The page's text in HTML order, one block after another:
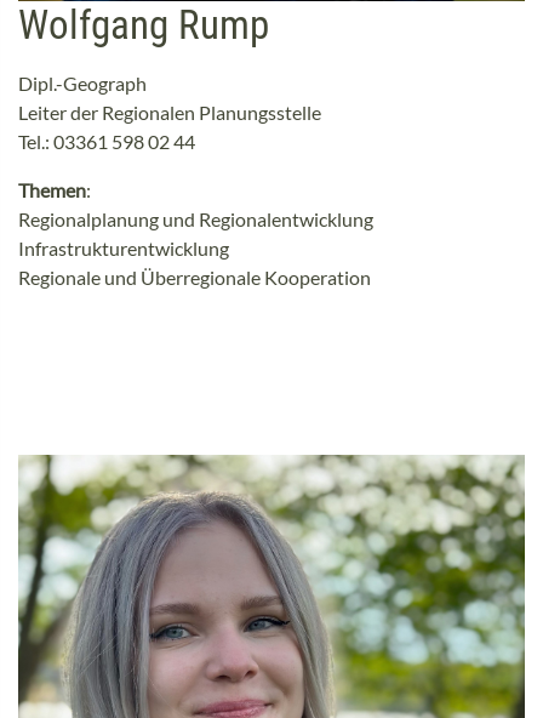
Wolfgang Rump
Dipl.-Geograph
Leiter der Regionalen Planungsstelle
Tel.: 03361 598 02 44
Themen:
Regionalplanung und Regionalentwicklung
Infrastrukturentwicklung
Regionale und Überregionale Kooperation